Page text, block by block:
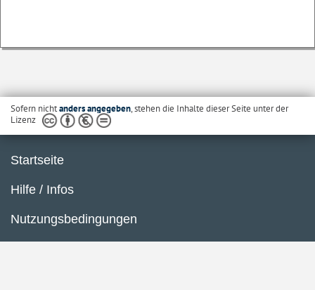
Sofern nichtanders angegeben, stehen die Inhalte dieser Seite unter der
Lizenz
Startseite
Hilfe / Infos
Nutzungsbedingungen